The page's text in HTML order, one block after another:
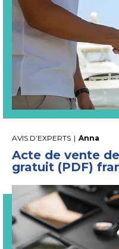
Anna
|
AVIS D’EXPERTS
Acte de vente
gratuit (PDF)